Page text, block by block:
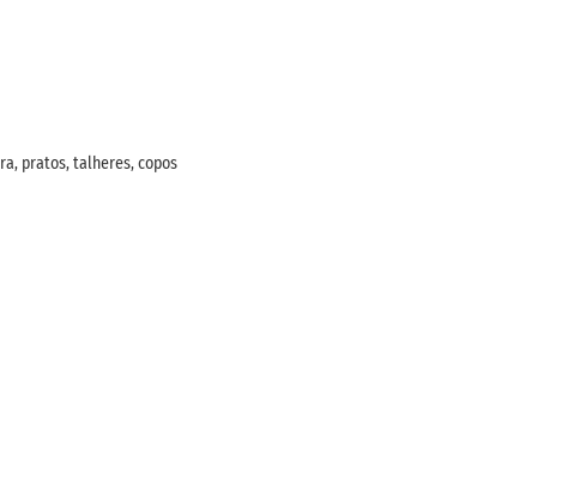
pratos, talheres, copos